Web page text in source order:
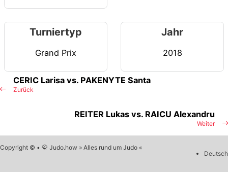
Turniertyp
Grand Prix
Jahr
2018
Zurück
CERIC Larisa vs. PAKENYTE Santa
Weiter
REITER Lukas vs. RAICU Alexandru
Copyright © • 🥋 Judo.how » Alles rund um Judo «
Deutsch